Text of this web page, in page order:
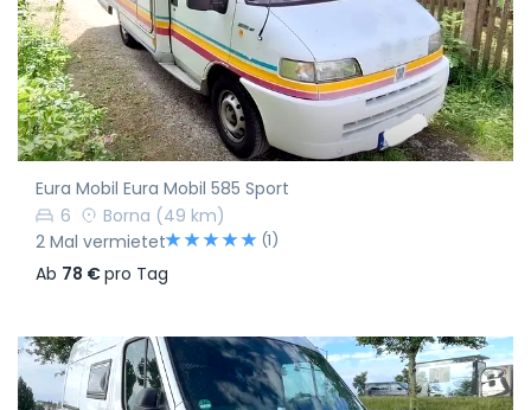
Eura Mobil Eura Mobil 585 Sport
6
Borna (49 km)
2 Mal vermietet
(1)
Ab 78 €pro Tag